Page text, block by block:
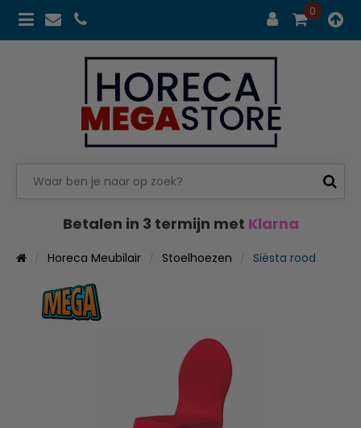
0
Betalen in 3 termijn met Klarna
Horeca Meubilair Stoelhoezen Siësta rood